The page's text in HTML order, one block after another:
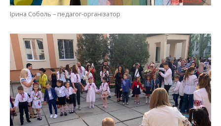
Ірина Соболь – педагог-організатор